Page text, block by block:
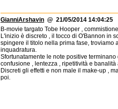
GianniArshavin @ 21/05/2014 14:04:25
B-movie targato Tobe Hooper ,
L'inizio è discreto , il tocco di O'Bannon in
spingere il titolo nella prima fase,
inquadratura.
Sfortunatamente le note positive
confusione , lentezza , ripetitività e banalità
Discreti gli effetti e non male il make-up ,
poi.